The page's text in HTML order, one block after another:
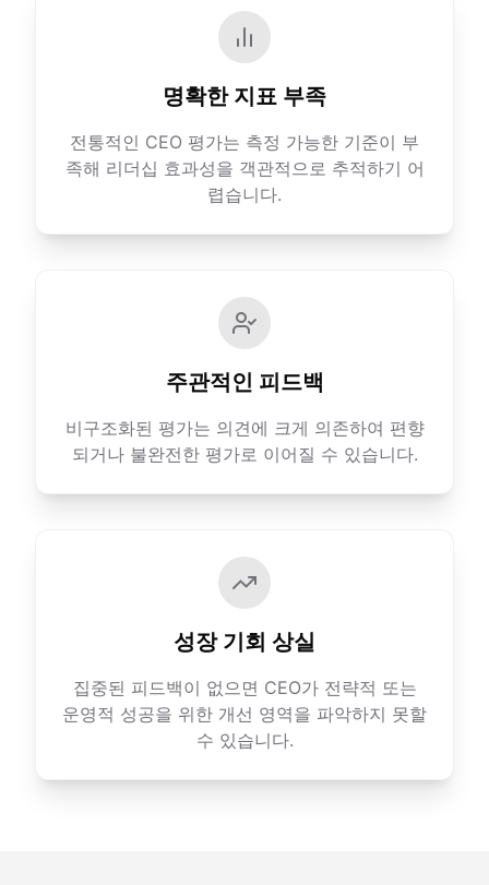
명확한 지표 부족
전통적인 CEO 평가는 측정 가능한 기준이 부
족해 리더십 효과성을 객관적으로 추적하기 어
렵습니다.
주관적인 피드백
비구조화된 평가는 의견에 크게 의존하여 편향
되거나 불완전한 평가로 이어질 수 있습니다.
성장 기회 상실
집중된 피드백이 없으면 CEO가 전략적 또는
운영적 성공을 위한 개선 영역을 파악하지 못할
수 있습니다.